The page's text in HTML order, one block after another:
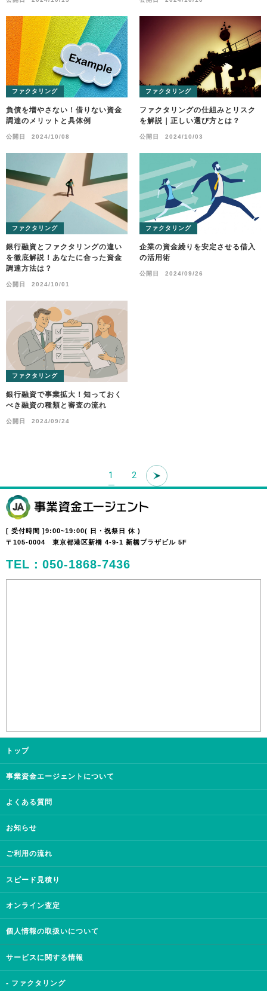
ファクタリング
負債を増やさない！借りない資金
調達のメリットと具体例
公開日 2024/10/08
ファクタリング
ファクタリングの仕組みとリスク
を解説｜正しい選び方とは？
公開日 2024/10/03
ファクタリング
銀行融資とファクタリングの違い
を徹底解説！あなたに合った資金
調達方法は？
公開日 2024/10/01
ファクタリング
企業の資金繰りを安定させる借入
の活用術
公開日 2024/09/26
ファクタリング
銀行融資で事業拡大！知っておく
べき融資の種類と審査の流れ
公開日 2024/09/24
1 2
[ 受付時間 ]9:00~19:00( 日・祝祭日 休 )
〒105-0004 東京都港区新橋 4-9-1 新橋プラザビル 5F
TEL：050-1868-7436
トップ
事業資金エージェントについて
よくある質問
お知らせ
ご利用の流れ
スピード見積り
オンライン査定
個人情報の取扱いについて
サービスに関する情報
- ファクタリング